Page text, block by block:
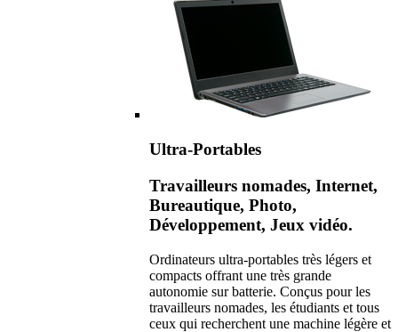
Ultra-Portables
Travailleurs nomades, Internet,
Bureautique, Photo,
Développement, Jeux vidéo.
Ordinateurs ultra-portables très légers et
compacts offrant une très grande
autonomie sur batterie. Conçus pour les
travailleurs nomades, les étudiants et tous
ceux qui recherchent une machine légère et